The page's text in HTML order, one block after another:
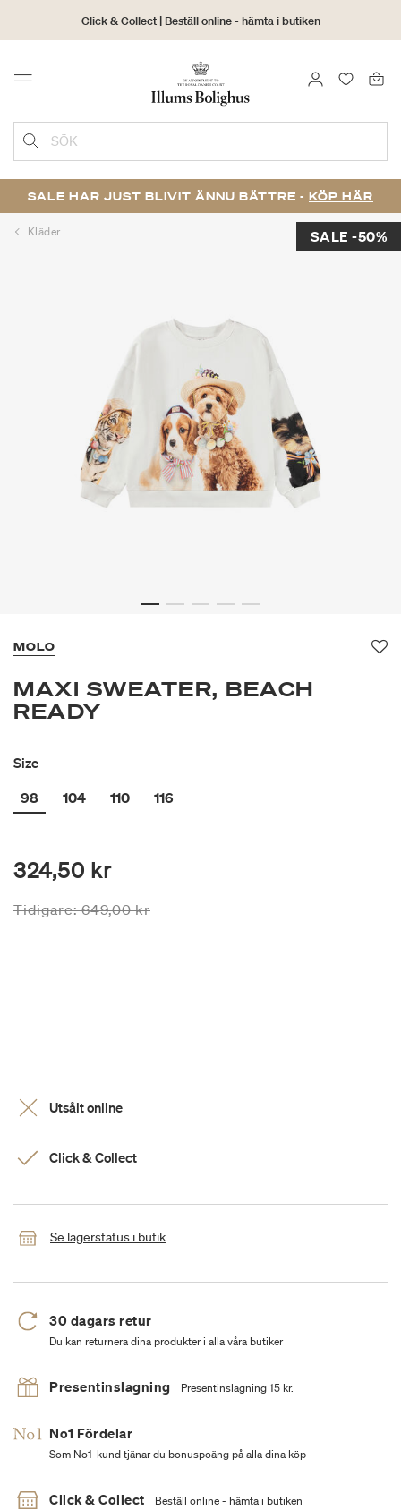
Click & Collect | Beställ online - hämta i butiken
30 dagars returrätt
Menu LOGGA IN
SÖK
SALE HAR JUST BLIVIT ÄNNU BÄTTRE - KÖP HÄR
Kläder SALE -50%
MOLO
MAXI SWEATER, BEACH
READY
Size
98
104 110 116
324,50 kr
Priset är nedsatt från
Tidigare:649,00 krtill
Utsålt online
Click & Collect
Se lagerstatus i butik
30 dagars retur
Du kan returnera dina produkter i alla våra butiker
Presentinslagning Presentinslagning 15 kr.
No1 Fördelar
Som No1-kund tjänar du bonuspoäng på alla dina köp
Click & Collect Beställ online - hämta i butiken